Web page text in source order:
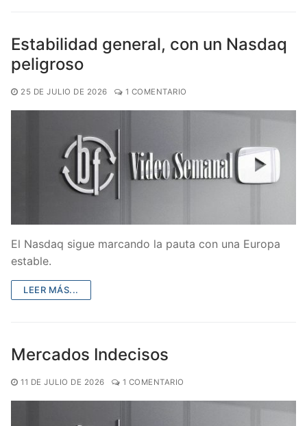
Estabilidad general, con un Nasdaq
peligroso
25 DE JULIO DE 2026 1 COMENTARIO
El Nasdaq sigue marcando la pauta con una Europa
estable.
LEER MÁS...
Mercados Indecisos
11 DE JULIO DE 2026 1 COMENTARIO